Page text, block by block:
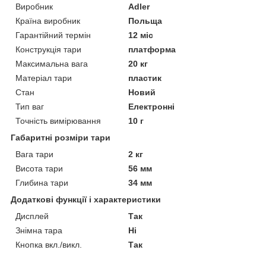
Виробник
Adler
Країна виробник
Польща
Гарантійний термін
12 міс
Конструкція тари
платформа
Максимальна вага
20 кг
Матеріал тари
пластик
Стан
Новий
Тип ваг
Електронні
Точність вимірювання
10 г
Габаритні розміри тари
Вага тари
2 кг
Висота тари
56 мм
Глибина тари
34 мм
Додаткові функції і характеристики
Дисплей
Так
Знімна тара
Ні
Кнопка вкл./викл.
Так